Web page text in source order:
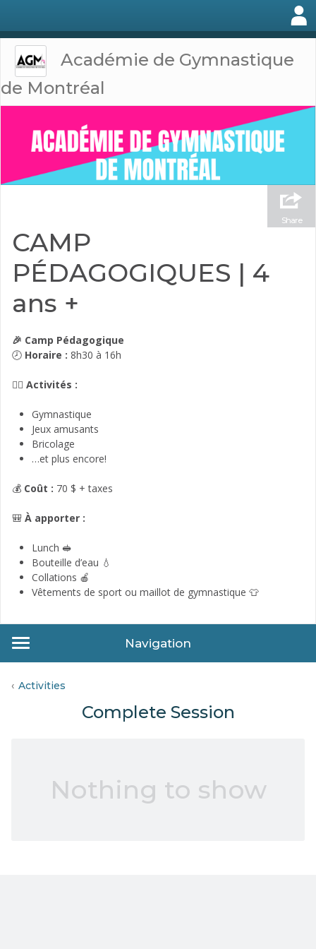
Académie de Gymnastique
de Montréal
Share
CAMP
PÉDAGOGIQUES | 4
ans +
🎉 Camp Pédagogique
🕗 Horaire : 8h30 à 16h
🤸‍♀️ Activités :
Gymnastique
Jeux amusants
Bricolage
…et plus encore!
💰 Coût : 70 $ + taxes
🎒 À apporter :
Lunch 🥪
Bouteille d’eau 💧
Collations 🍎
Vêtements de sport ou maillot de gymnastique 👕
Navigation
Activities
Complete Session
Nothing to show